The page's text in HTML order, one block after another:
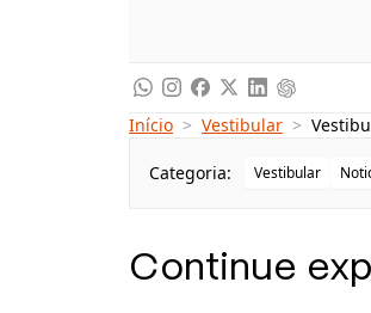
Início > Vestibular >
Categoria: Vestibular
Continue